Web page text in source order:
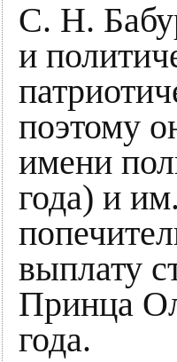
С. Н.
и
поэтому
имени
года) и
выплату
Принца
года.